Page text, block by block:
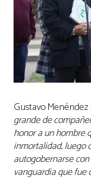
Gustavo
grande de
honor a un hombre
inmortalidad, luego
autogobernarse
vanguardia que fue